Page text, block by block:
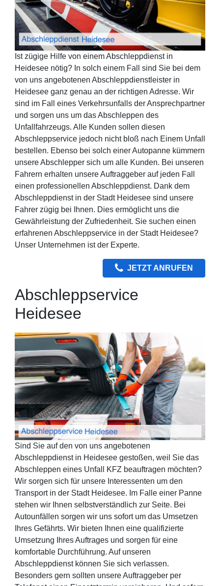
Ist zügige Hilfe von einem Abschleppdienst in
Heidesee nötig? In solch einem Fall sind Sie bei dem
von uns angebotenen Abschleppdienstleister in
Heidesee ganz genau an der richtigen Adresse. Wir
sind im Fall eines Verkehrsunfalls der Ansprechpartner
und sorgen uns um das Abschleppen des
Unfallfahrzeugs. Alle Kunden sollen diesen
Abschleppservice jedoch nicht bloß nach Einem Unfall
bestellen. Ebenso bei solch einer Autopanne kümmern
unsere Abschlepper sich um alle Kunden. Bei unseren
Fahrern erhalten unsere Auftraggeber auf jeden Fall
einen professionellen Abschleppdienst. Dank dem
Abschleppdienst in der Stadt Heidesee sind unsere
Fahrer zügig bei Ihnen. Dies ermöglicht uns die
Gewährleistung der Zufriedenheit. Sie suchen einen
erfahrenen Abschleppservice in der Stadt Heidesee?
Unser Unternehmen ist der Experte.
JETZT ANRUFEN
Abschleppservice
Heidesee
Sind Sie auf den von uns angebotenen
Abschleppdienst in Heidesee gestoßen, weil Sie das
Abschleppen eines Unfall KFZ beauftragen möchten?
Wir sorgen sich für unsere Interessenten um den
Transport in der Stadt Heidesee. Im Falle einer Panne
stehen wir Ihnen selbstverständlich zur Seite. Bei
Autounfällen sorgen wir uns sofort um das Umsetzen
Ihres Gefährts. Wir bieten Ihnen eine qualifizierte
Umsetzung Ihres Auftrages und sorgen für eine
komfortable Durchführung. Auf unseren
Abschleppdienst können Sie sich verlassen.
Besonders gern sollten unsere Auftraggeber per